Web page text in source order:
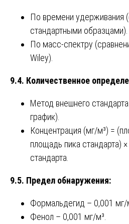
По времени удерживания
стандартными образцами).
По масс-спектру
Wiley).
9.4. Количественное
Метод внешнего
график).
Концентрация (мг/м³) =
площадь пика стандарта)
стандарта.
9.5. Предел обнаружения:
Формальдегид – 0,001 мг/
Фенол – 0,001 мг/м³.